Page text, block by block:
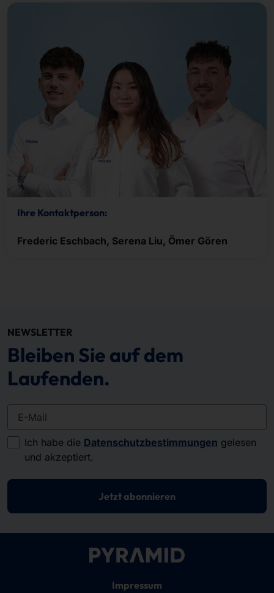
Ihre Kontaktperson:
Frederic Eschbach, Serena Liu, Ömer Gören
NEWSLETTER
Bleiben Sie auf dem
Laufenden.
Ich habe die Datenschutzbestimmungen gelesen
und akzeptiert.
Jetzt abonnieren
Impressum